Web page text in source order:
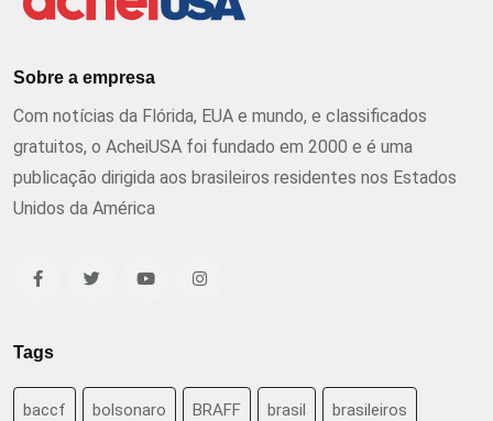
Sobre a empresa
Com notícias da Flórida, EUA e mundo, e classificados
gratuitos, o AcheiUSA foi fundado em 2000 e é uma
publicação dirigida aos brasileiros residentes nos Estados
Unidos da América
Tags
baccf bolsonaro BRAFF brasil brasileiros